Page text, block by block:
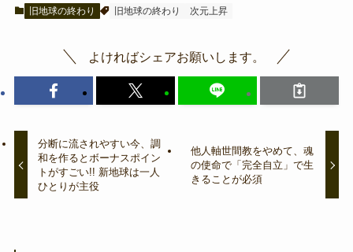
旧地球の終わり 旧地球の終わり 次元上昇
よければシェアお願いします。
分断に流されやすい今、調
和を作るとボーナスポイン
トがすごい!! 新地球は一人
ひとりが主役
他人軸世間教をやめて、魂
の使命で「完全自立」で生
きることが必須